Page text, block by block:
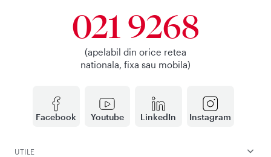
Facebook Youtube LinkedIn Instagram
021 9268
(apelabil din orice retea
nationala, fixa sau mobila)
UTILE